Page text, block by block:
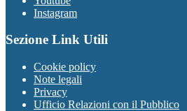
Instagram
Sezione Link Utili
Cookie policy
Note legali
Privacy
Ufficio Relazioni con il Pubblico